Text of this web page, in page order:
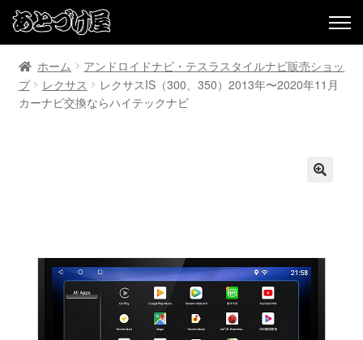
ホーム
アンドロイドナビ・テスラスタイルナビ販売ショッ
プ
レクサス
レクサスIS（300、350）2013年〜2020年11月
カーナビ交換ならハイテックナビ